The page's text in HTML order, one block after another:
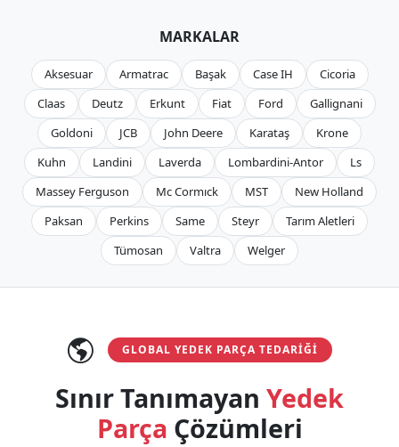
MARKALAR
Aksesuar Armatrac Başak Case IH
Cicoria
Claas
Deutz Erkunt Fiat Ford
Gallignani
Goldoni
JCB John Deere Karataş
Krone
Kuhn
Landini Laverda Lombardini-Antor
Ls
Massey Ferguson
Mc Cormıck MST
New Holland
Paksan
Perkins Same Steyr
Tarım Aletleri
Tümosan
Valtra Welger
GLOBAL YEDEK PARÇA TEDARIĞI
Sınır Tanımayan Yedek
Parça Çözümleri